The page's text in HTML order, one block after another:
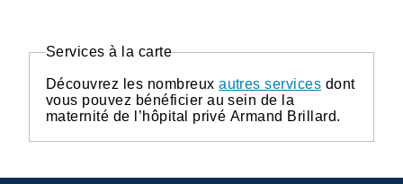
Services à la carte
Découvrez les nombreuxautres services dont
vous pouvez bénéficier au sein de la
maternité de l’hôpital privé Armand Brillard.